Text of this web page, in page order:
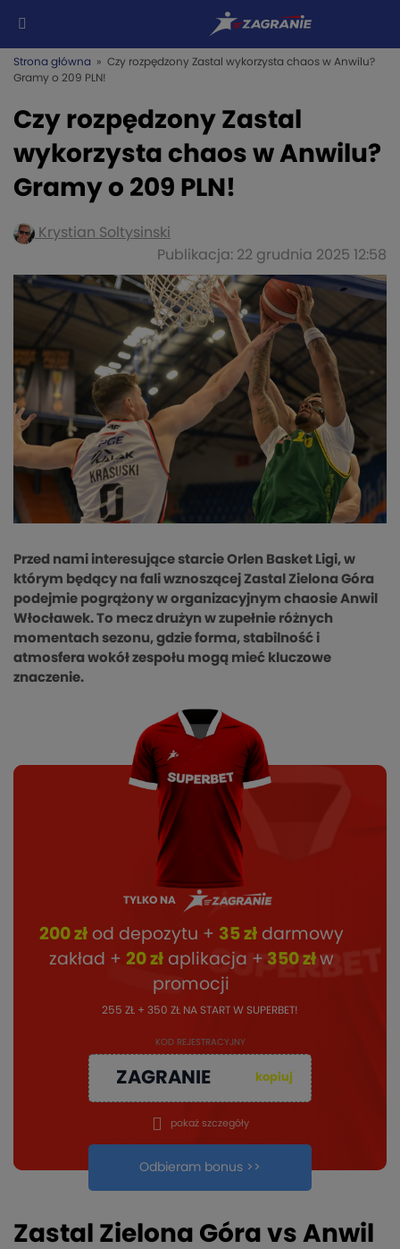
Strona główna » Czy rozpędzony Zastal wykorzysta chaos w Anwilu?
Gramy o 209 PLN!
Czy rozpędzony Zastal
wykorzysta chaos w Anwilu?
Gramy o 209 PLN!
Krystian Soltysinski
Publikacja: 22 grudnia 2025 12:58
Przed nami interesujące starcie Orlen Basket Ligi, w
którym będący na fali wznoszącej Zastal Zielona Góra
podejmie pogrążony w organizacyjnym chaosie Anwil
Włocławek. To mecz drużyn w zupełnie różnych
momentach sezonu, gdzie forma, stabilność i
atmosfera wokół zespołu mogą mieć kluczowe
znaczenie.
TYLKO NA
200 złod depozytu + 35 złdarmowy
zakład + 20 złaplikacja + 350 zł w
promocji
255 ZŁ + 350 ZŁ NA START W SUPERBET!
KOD REJESTRACYJNY
ZAGRANIE kopiuj
Odbieram bonus >>
pokaż szczegóły
Zastal Zielona Góra vs Anwil